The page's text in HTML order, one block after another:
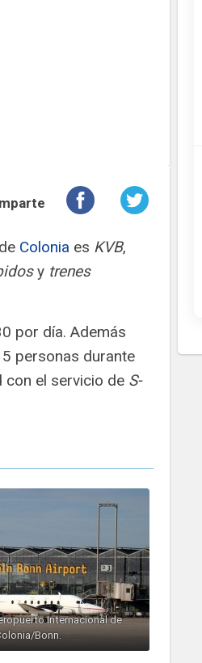
de Colonia es KVB,
y trenes
por día. Además
personas durante
con el servicio de S-
Internacional de
Bonn.